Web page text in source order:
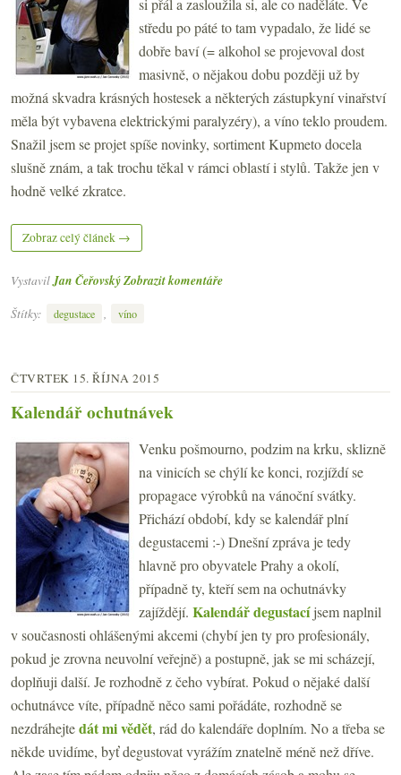
si přál a zasloužila si, ale co naděláte. Ve
středu po páté to tam vypadalo, že lidé se
dobře baví (= alkohol se projevoval dost
masivně, o nějakou dobu později už by
možná skvadra krásných hostesek a některých zástupkyní vinařství
měla být vybavena elektrickými paralyzéry), a víno teklo proudem.
Snažil jsem se projet spíše novinky, sortiment Kupmeto docela
slušně znám, a tak trochu těkal v rámci oblastí i stylů. Takže jen v
hodně velké zkratce.
Zobraz celý článek →
VystavilJan ČeřovskýZobrazit komentáře
Štítky:
degustace víno
ČTVRTEK 15. ŘÍJNA 2015
Kalendář ochutnávek
Venku pošmourno, podzim na krku, sklizně
na vinicích se chýlí ke konci, rozjíždí se
propagace výrobků na vánoční svátky.
Přichází období, kdy se kalendář plní
degustacemi :-) Dnešní zpráva je tedy
hlavně pro obyvatele Prahy a okolí,
případně ty, kteří sem na ochutnávky
zajíždějí. Kalendář degustacíjsem naplnil
v současnosti ohlášenými akcemi (chybí jen ty pro profesionály,
pokud je zrovna neuvolní veřejně) a postupně, jak se mi scházejí,
doplňuji další. Je rozhodně z čeho vybírat. Pokud o nějaké další
ochutnávce víte, případně něco sami pořádáte, rozhodně se
nezdráhejtedát mi vědět, rád do kalendáře doplním. No a třeba se
někde uvidíme, byť degustovat vyrážím znatelně méně než dříve.